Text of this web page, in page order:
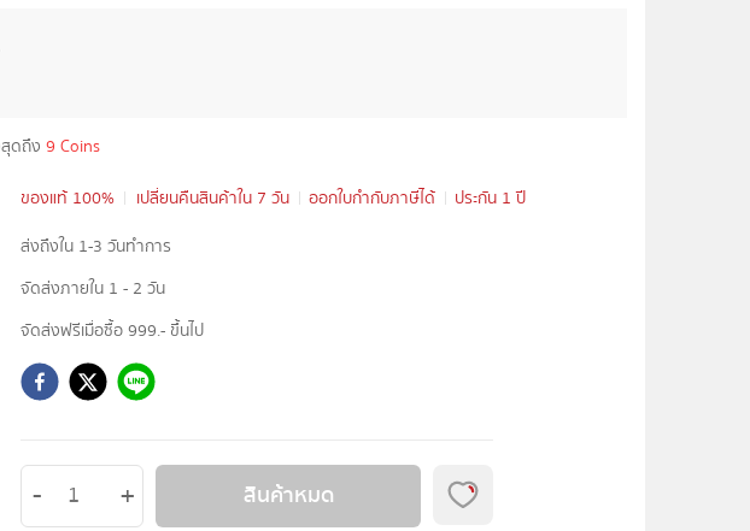
ดถึง 9 Coins
ของแท้ 100% เปลี่ยนคืนสินค้าใน 7 วัน ออกใบกำกับภาษีได้
ประกัน 1 ปี
ส่งถึงใน 1-3 วันทำการ
จัดส่งภายใน 1 - 2 วัน
จัดส่งฟรีเมื่อซื้อ 999.- ขึ้นไป
สินค้าหมด